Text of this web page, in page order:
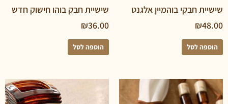
חבקי בוהמיין אלגנט
₪
לסל
שישיית חבק בוהו חישוק חדש
₪
הוספה לסל